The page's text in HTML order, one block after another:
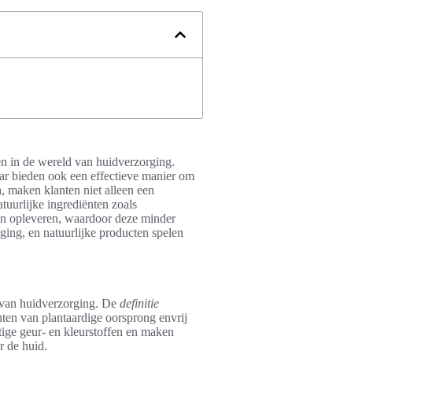
in de wereld van huidverzorging.
bieden ook een effectieve manier om
klanten niet alleen een
ingrediënten zoals
opleveren, waardoor deze minder
en natuurlijke producten spelen
huidverzorging. De definitie
van plantaardige oorsprong envrij
geur- en kleurstoffen en maken
de huid.